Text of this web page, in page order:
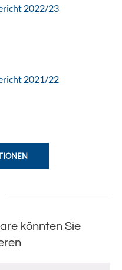
2022/23
2021/22
könnten Sie